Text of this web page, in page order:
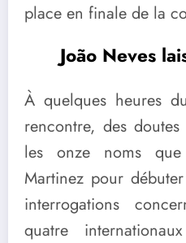
place en finale de la
João Neves
À quelques heures
rencontre, des
les onze noms
Martinez pour
interrogations
quatre